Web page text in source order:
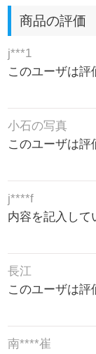
商品の評価
j***1
このユーザは評
小石の写真
このユーザは評
j****f
内容を記入して
長江
このユーザは評
南****崔